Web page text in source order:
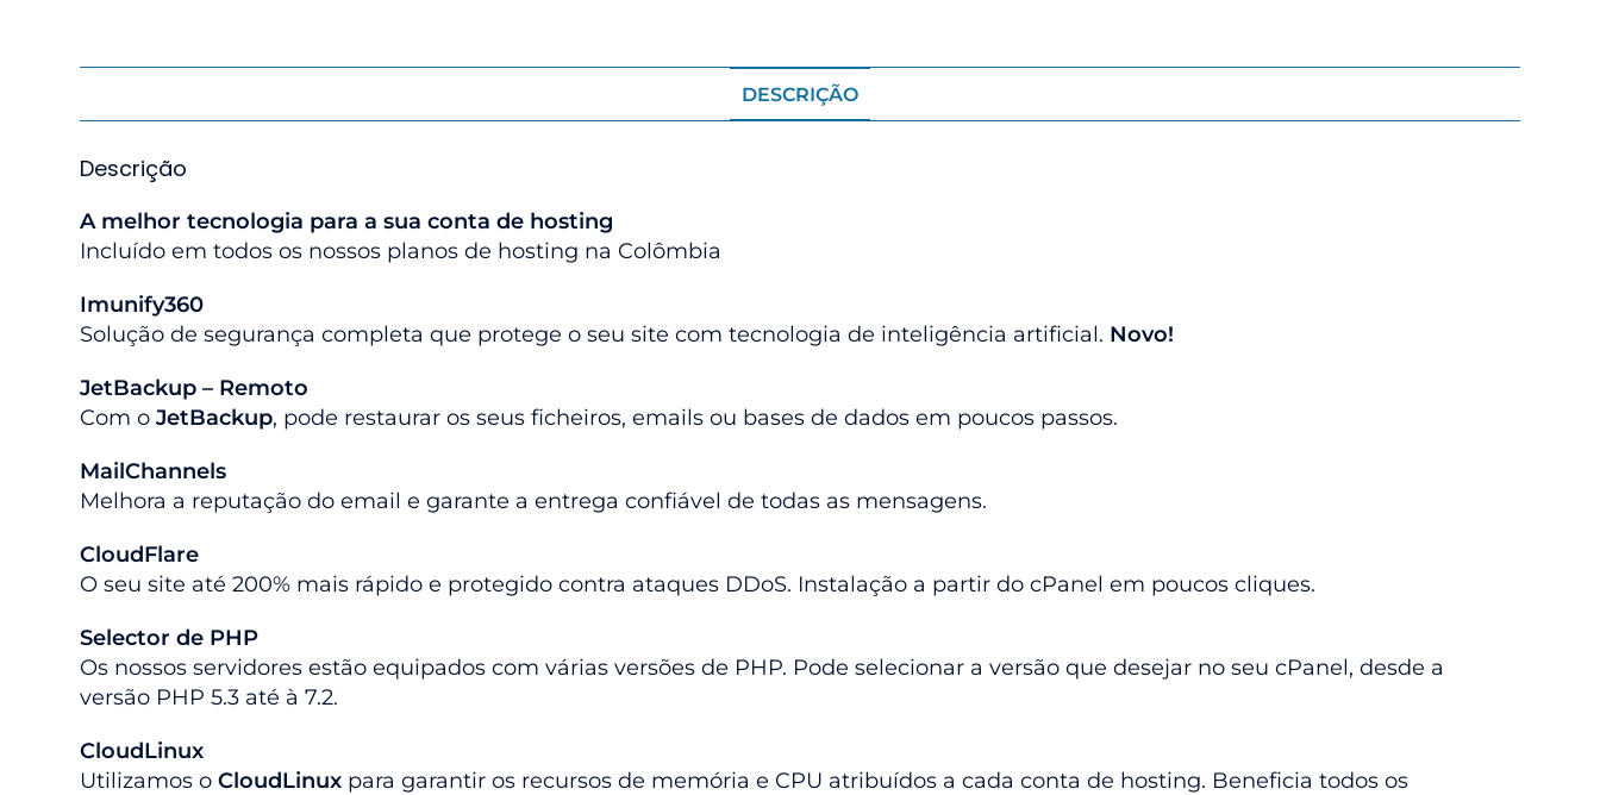
DESCRIÇÃO
Descrição
A melhor tecnologia para a sua conta de hosting
Incluído em todos os nossos planos de hosting na Colômbia
Imunify360
Solução de segurança completa que protege o seu site com tecnologia de inteligência artificial. Novo!
JetBackup – Remoto
Com oJetBackup, pode restaurar os seus ficheiros, emails ou bases de dados em poucos passos.
MailChannels
Melhora a reputação do email e garante a entrega confiável de todas as mensagens.
CloudFlare
O seu site até 200% mais rápido e protegido contra ataques DDoS. Instalação a partir do cPanel em poucos cliques.
Selector de PHP
Os nossos servidores estão equipados com várias versões de PHP. Pode selecionar a versão que desejar no seu cPanel, desde a
versão PHP 5.3 até à 7.2.
CloudLinux
Utilizamos oCloudLinux para garantir os recursos de memória e CPU atribuídos a cada conta de hosting. Beneficia todos os